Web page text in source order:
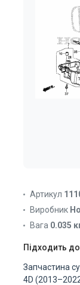
Артикул
Виробник
Вага 0.035
Підходить
Запчастина
4D